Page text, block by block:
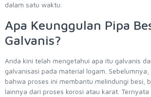
dalam satu waktu.
Apa Keunggulan Pipa
Galvanis?
Anda kini telah mengetahui apa itu galvanis
galvanisasi pada material logam.
bahwa proses ini membantu melindungi besi,
lainnya dari proses korosi atau karat. Ternyata